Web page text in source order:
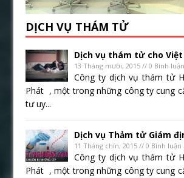
DỊCH VỤ THÁM TỬ
Dịch vụ thám tử cho Việt
13 Tháng mười, 2015 // 0 Bình luận
Công ty dịch vụ thám tử
Phát , một trong những công ty cung
tư uy...
Dịch vụ Thảm tử Giám
11 Tháng chín, 2015 // 0 Bình luận
Công ty dịch vụ thám tử
Phát , một trong những công ty cung